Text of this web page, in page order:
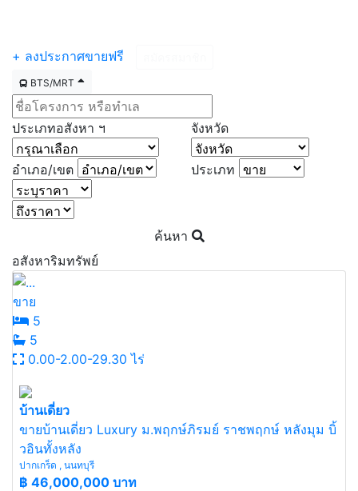
+ ลงประกาศขายฟรี
BTS/MRT
ประเภทอสังหา ฯ จังหวัด
อำเภอ/เขต ประเภท
ค้นหา
อสังหาริมทรัพย์
ขาย
5
5
0.00-2.00-29.30 ไร่
บ้านเดี่ยว
ขายบ้านเดี่ยว Luxury ม.พฤกษ์ภิรมย์ ราชพฤกษ์ หลังมุม บิ้
วอินทั้งหลัง
ปากเกร็ด , นนทบุรี
฿ 46,000,000 บาท